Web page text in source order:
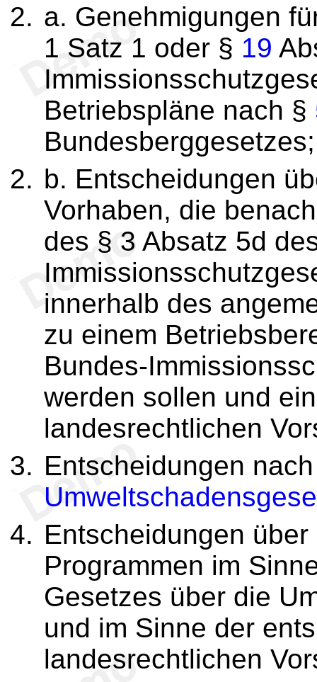
a. Genehmigungen
1 Satz 1 oder § 19
Betriebspläne nach §
Bundesberggesetzes;
b. Entscheidungen
Vorhaben, die
des § 3 Absatz 5d
innerhalb des
zu einem
Bundes-
werden sollen und
landesrechtlichen
Entscheidungen
Entscheidungen
Programmen im
Gesetzes über die
und im Sinne der
landesrechtlichen